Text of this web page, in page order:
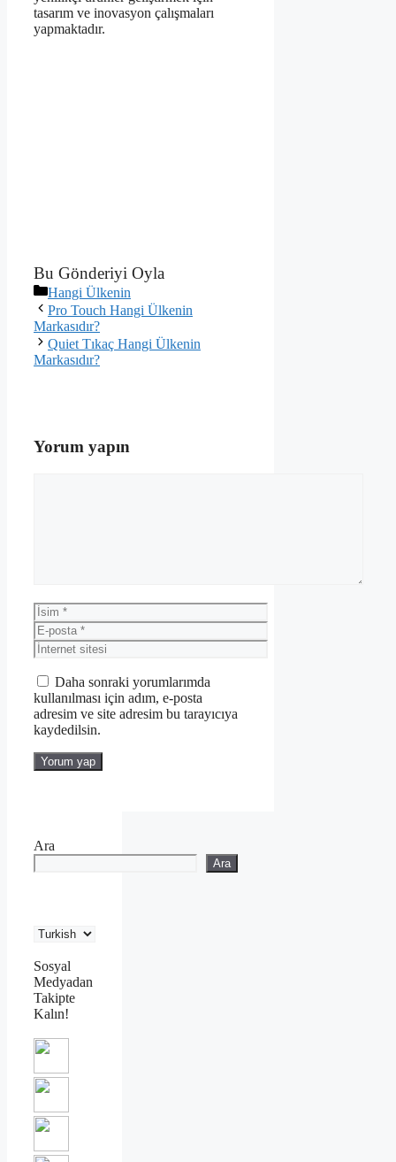
tasarım ve inovasyon çalışmaları
yapmaktadır.
Bu Gönderiyi Oyla
Kategoriler
Hangi Ülkenin
Pro Touch Hangi Ülkenin
Markasıdır?
Quiet Tıkaç Hangi Ülkenin
Markasıdır?
Yorum yapın
İsim
E-
posta
İnternet
sitesi
Daha sonraki yorumlarımda
kullanılması için adım, e-posta
adresim ve site adresim bu tarayıcıya
kaydedilsin.
Ara
Ara
Sosyal
Medyadan
Takipte
Kalın!